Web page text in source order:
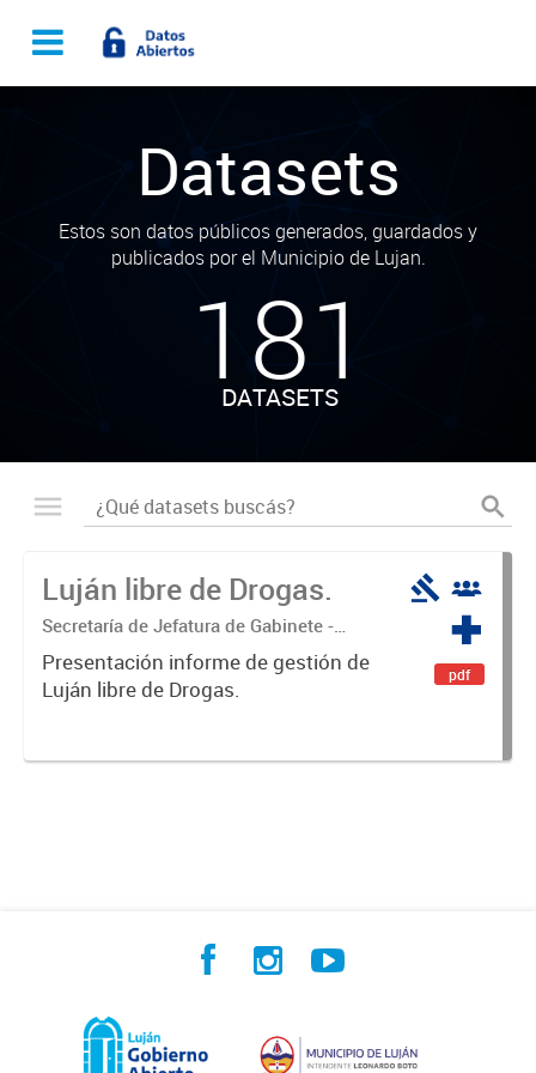
Datasets
Estos son datos públicos generados, guardados y
publicados por el Municipio de Lujan.
181
DATASETS
Luján libre de Drogas.
Secretaría de Jefatura de Gabinete -
Coordinación Luján Libre de Drogas
Presentación informe de gestión de
Luján libre de Drogas.
pdf